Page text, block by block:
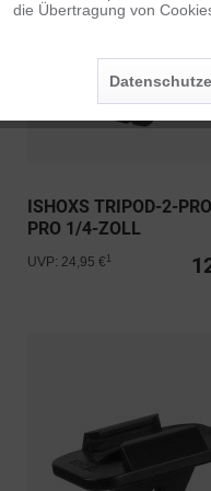
ISHOXS TRIPOD-2-
PRO 1/4-ZOLL
UVP: 24,95 €
Personalisierung
Service
die Übertragung von